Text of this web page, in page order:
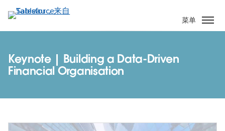
转
到
菜单
Keynote | Building a Data-Driven
Financial Organisation